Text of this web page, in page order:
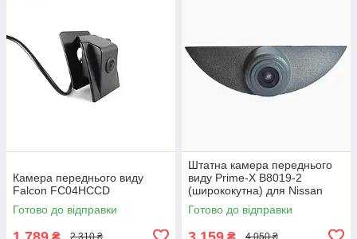
Камера переднього виду
Falcon FC04HCCD
Готово до відправки
Штатна камера переднього
виду Prime-X B8019-2
(ширококутна) для Nissan
Qashqai/Volvo S60, XC60
Готово до відправки